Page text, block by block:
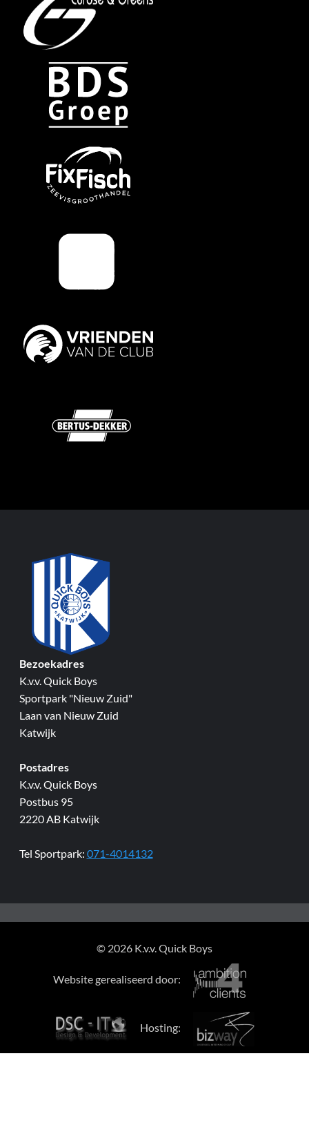
Bezoekadres
K.v.v. Quick Boys
Sportpark "Nieuw Zuid"
Laan van Nieuw Zuid
Katwijk
Postadres
K.v.v. Quick Boys
Postbus 95
2220 AB Katwijk
Tel Sportpark: 071-4014132
© 2026 K.v.v. Quick Boys
Website gerealiseerd door:
Hosting: